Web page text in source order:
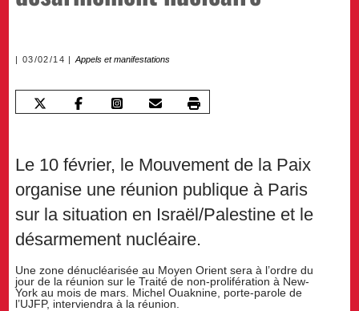
03/02/14 Appels et manifestations
Le 10 février, le Mouvement de la Paix
organise une réunion publique à Paris
sur la situation en Israël/Palestine et le
désarmement nucléaire.
Une zone dénucléarisée au Moyen Orient sera à l’ordre du
jour de la réunion sur le Traité de non-prolifération à New-
York au mois de mars. Michel Ouaknine, porte-parole de
l’UJFP, interviendra à la réunion.